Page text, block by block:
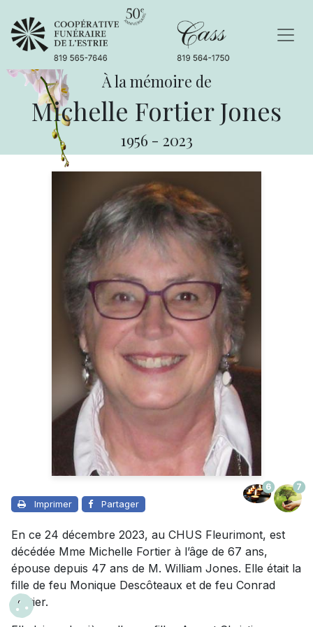
À la mémoire de
Michelle Fortier Jones
1956 - 2023
Imprimer Partager
6 7
En ce 24 décembre 2023, au CHUS Fleurimont, est
décédée Mme Michelle Fortier à l’âge de 67 ans,
épouse depuis 47 ans de M. William Jones. Elle était la
fille de feu Monique Descôteaux et de feu Conrad
Fortier.